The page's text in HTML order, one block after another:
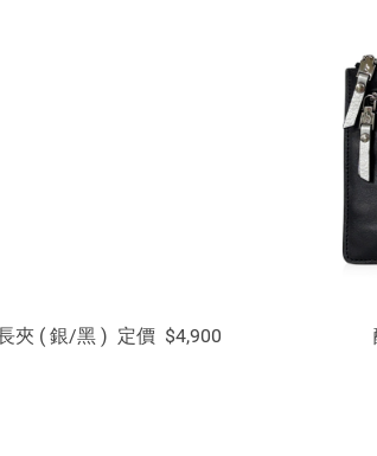
薄長夾 ( 銀/黑 ) 定價 $4,900 酷